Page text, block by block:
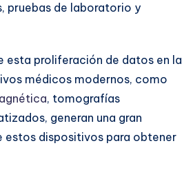
pruebas de laboratorio y
esta proliferación de datos en la
médicos modernos, como
, tomografías
generan una gran
estos dispositivos para obtener